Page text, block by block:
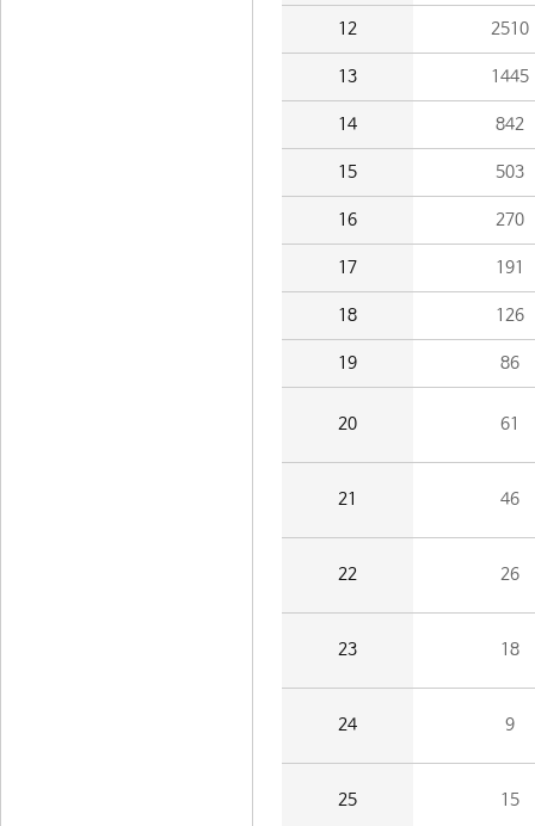
12 2510
13 1445
14 842
15 503
16 270
17 191
18 126
19 86
20 61
21 46
22 26
23 18
24 9
25 15